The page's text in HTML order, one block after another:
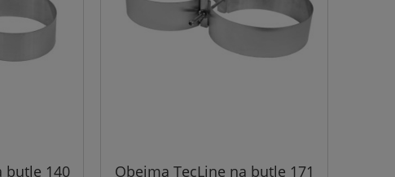
butle 140 Obejma TecLine na butle 171